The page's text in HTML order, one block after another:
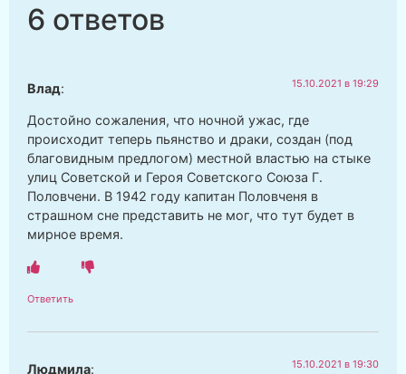
6 ответов
Влад: 15.10.2021 в 19:29
Достойно сожаления, что ночной ужас, где
происходит теперь пьянство и драки, создан (под
благовидным предлогом) местной властью на стыке
улиц Советской и Героя Советского Союза Г.
Половчени. В 1942 году капитан Половченя в
страшном сне представить не мог, что тут будет в
мирное время.
Ответить
Людмила: 15.10.2021 в 19:30